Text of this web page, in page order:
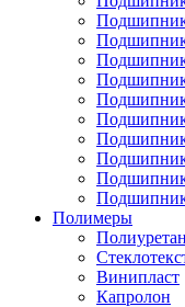
Полимеры
Полиуретан
Винипласт
Капролон